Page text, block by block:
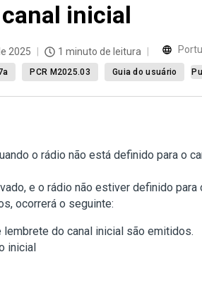
inicial
2025 1 minuto de leitura
PCR M2025.03 Guia do usuário
o rádio não está definido para o
e o rádio não estiver definido para
ocorrerá o seguinte:
lembrete do canal inicial são emitidos.
inicial